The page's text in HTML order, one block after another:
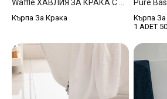
Кърпа За Крака
Кърпа
1 ADET